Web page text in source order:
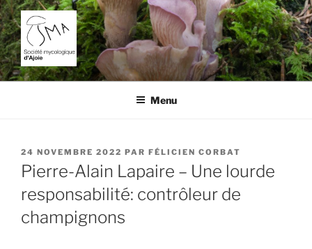
Aller
au
contenu
principal
SOCIÉTÉ MYCOLOGIQUE
L'étude des champignons dans la région de Porrentruy.
Menu
PUBLIÉ
LE
24 NOVEMBRE 2022 PAR FÉLICIEN CORBAT
Pierre-Alain Lapaire – Une lourde
responsabilité: contrôleur de
champignons